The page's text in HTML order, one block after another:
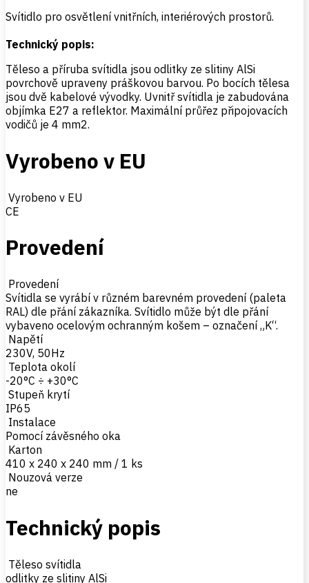
Svítidlo pro osvětlení vnitřních, interiérových prostorů.
Technický popis:
Těleso a příruba svítidla jsou odlitky ze slitiny AlSi
povrchově upraveny práškovou barvou. Po bocích tělesa
jsou dvě kabelové vývodky. Uvnitř svítidla je zabudována
objímka E27 a reflektor. Maximální průřez připojovacích
vodičů je 4 mm2.
Vyrobeno v EU
Vyrobeno v EU
CE
Provedení
Provedení
Svítidla se vyrábí v různém barevném provedení (paleta
RAL) dle přání zákazníka. Svítidlo může být dle přání
vybaveno ocelovým ochranným košem – označení „K“.
Napětí
230V, 50Hz
Teplota okolí
-20°C ÷ +30°C
Stupeň krytí
IP65
Instalace
Pomocí závěsného oka
Karton
410 x 240 x 240 mm / 1 ks
Nouzová verze
ne
Technický popis
Těleso svítidla
odlitky ze slitiny AlSi